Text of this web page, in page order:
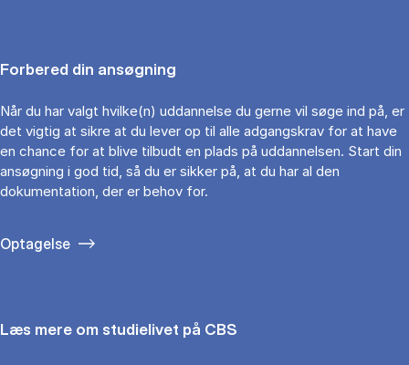
Forbered din ansøgning
Når du har valgt hvilke(n) uddannelse du gerne vil søge ind på, er
det vigtig at sikre at du lever op til alle adgangskrav for at have
en chance for at blive tilbudt en plads på uddannelsen. Start din
ansøgning i god tid, så du er sikker på, at du har al den
dokumentation, der er behov for.
Optagelse
Læs mere om studielivet på CBS